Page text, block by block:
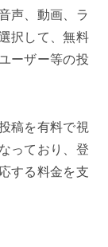
声、動画、ラ
択して、無料
ーザー等の投
稿を有料で視
っており、登
する料金を支